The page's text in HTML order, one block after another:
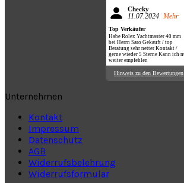
Checky
11.07.2024 Mehr
Top Verkäufer
Habe Rolex Yachtmaster 40 mm
bei Herrn Saro Gekauft / top
Beratung sehr netter Kontakt /
gerne wieder 5 Sterne Kann ich nur
weiter empfehlen
Hinweis zu den Bewertungen
Unternehmen
Kontakt
Impressum
Datenschutz
AGB
Widerrufsbelehrung
Widerrufsformular